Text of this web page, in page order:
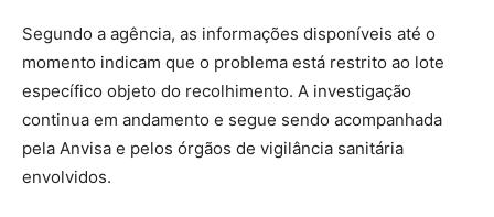
Segundo a agência, as informações disponíveis até o
momento indicam que o problema está restrito ao lote
específico objeto do recolhimento. A investigação
continua em andamento e segue sendo acompanhada
pela Anvisa e pelos órgãos de vigilância sanitária
envolvidos.